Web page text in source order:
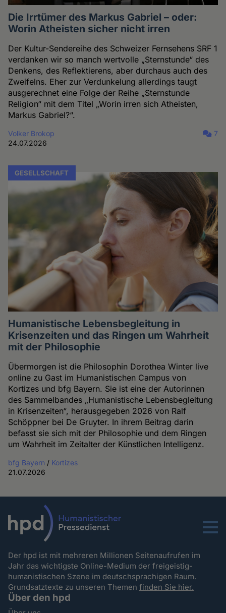
Die Irrtümer des Markus Gabriel – oder:
Worin Atheisten sicher nicht irren
Der Kultur-Sendereihe des Schweizer Fernsehens SRF 1
verdanken wir so manch wertvolle „Sternstunde“ des
Denkens, des Reflektierens, aber durchaus auch des
Zweifelns. Eher zur Verdunkelung allerdings taugt
ausgerechnet eine Folge der Reihe „Sternstunde
Religion“ mit dem Titel „Worin irren sich Atheisten,
Markus Gabriel?“.
Volker Brokop
24.07.2026
7
GESELLSCHAFT
Humanistische Lebensbegleitung in
Krisenzeiten und das Ringen um Wahrheit
mit der Philosophie
Übermorgen ist die Philosophin Dorothea Winter live
online zu Gast im Humanistischen Campus von
Kortizes und bfg Bayern. Sie ist eine der Autorinnen
des Sammelbandes „Humanistische Lebensbegleitung
in Krisenzeiten“, herausgegeben 2026 von Ralf
Schöppner bei De Gruyter. In ihrem Beitrag darin
befasst sie sich mit der Philosophie und dem Ringen
um Wahrheit im Zeitalter der Künstlichen Intelligenz.
bfg Bayern / Kortizes
21.07.2026
Menu
Der hpd ist mit mehreren Millionen Seitenaufrufen im
Jahr das wichtigste Online-Medium der freigeistig-
humanistischen Szene im deutschsprachigen Raum.
Grundsatztexte zu unseren Themenfinden Sie hier.
Über den hpd